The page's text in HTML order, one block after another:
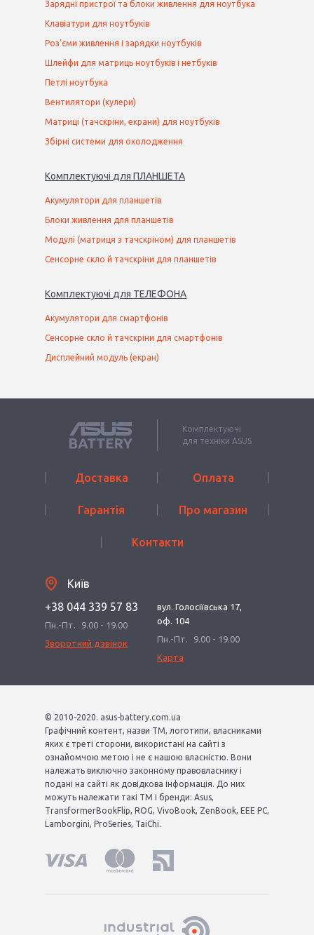
Зарядні пристрої та блоки живлення для ноутбука
Клавіатури для ноутбуків
Роз'єми живлення і зарядки ноутбуків
Шлейфи для матриць ноутбуків і нетбуків
Петлі ноутбука
Вентилятори (кулери)
Матриці (тачскріни, екрани) для ноутбуків
Збірні системи для охолодження
Комплектуючі для ПЛАНШЕТА
Акумулятори для планшетів
Блоки живлення для планшетів
Модулі (матриця з тачскріном) для планшетів
Сенсорне скло й тачскріни для планшетів
Комплектуючі для ТЕЛЕФОНА
Акумулятори для смартфонів
Сенсорне скло й тачскріни для смартфонів
Дисплейний модуль (екран)
Комплектуючі
для техніки ASUS
Доставка Оплата
Гарантія Про магазин
Контакти
Київ
+38 044 339 57 83
Пн.-Пт.
9.00 - 19.00
Зворотний дзвінок
вул. Голосіївська 17,
оф. 104
Пн.-Пт.
9.00 - 19.00
Карта
© 2010-2020. asus-battery.com.ua
Графічний контент, назви ТМ, логотипи, власниками
яких є треті сторони, використані на сайті з
ознайомчою метою і не є нашою власністю. Вони
належать виключно законному правовласнику і
подані на сайті як довідкова інформація. До них
можуть належати такі ТМ і бренди: Asus,
TransformerBookFlip, ROG, VivoBook, ZenBook, EEE PC,
Lamborgini, ProSeries, TaiChi.